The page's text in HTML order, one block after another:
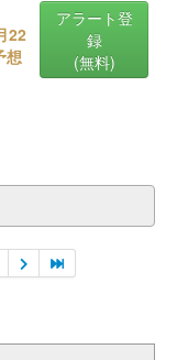
22
想
アラート登
録
(無料)